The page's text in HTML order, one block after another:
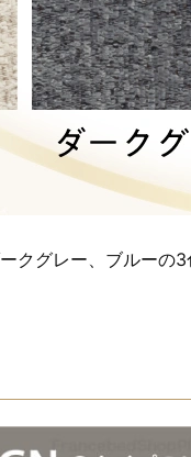
クグレー、ブルーの3